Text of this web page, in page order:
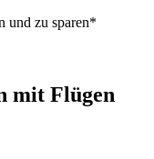
und zu sparen*
mit Flügen